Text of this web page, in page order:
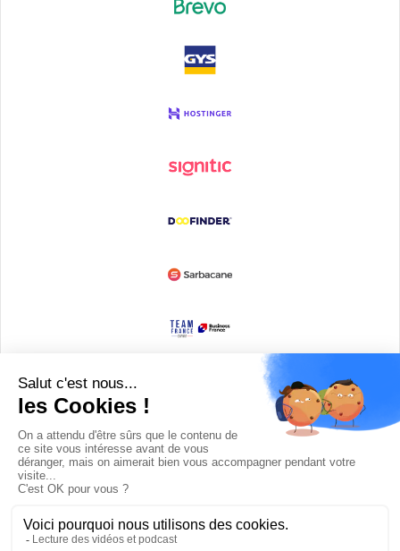
Devenir partenaire
© Copyright 2008 / 2026,DECODE MEDIA, The Innovation Media
Company.All Rights Reserved